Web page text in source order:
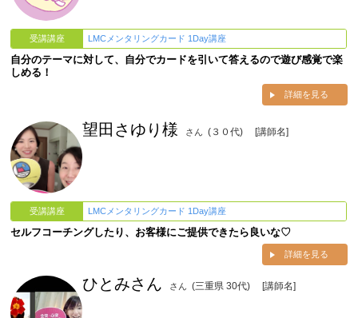
受講講座 LMCメンタリングカード 1Day講座
自分のテーマに対して、自分でカードを引いて答えるので遊び感覚で楽
しめる！
詳細を見る
望田さゆり様 さん (３０代) [講師名]
受講講座 LMCメンタリングカード 1Day講座
セルフコーチングしたり、お客様にご提供できたら良いな♡
詳細を見る
ひとみさん さん (三重県 30代) [講師名]